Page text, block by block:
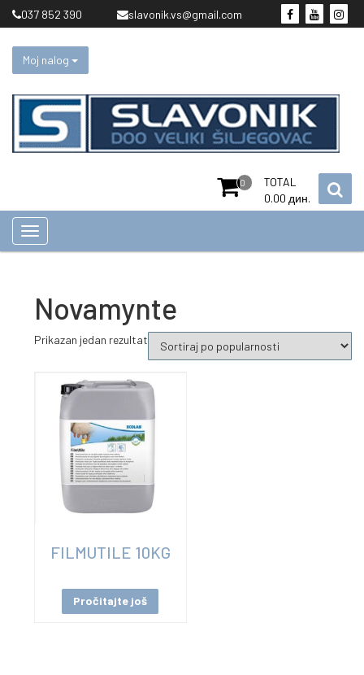
Skip 037 852 390 slavonik.vs@gmail.com
Moj nalog
0
TOTAL
0.00 дин.
Novamynte
Prikazan jedan rezultat
FILMUTILE 10KG
Pročitajte još